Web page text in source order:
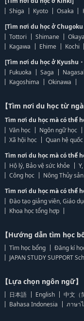
Shiga
Kyoto Osaka
[Tìm nơi du học ở
Tottori
Shimane
Kagawa
Ehime
Kochi
[Tìm nơi du học ở Kyushu
Fukuoka
Saga
Kagoshima
Okinawa
【Tìm nơi du học từ
Tìm nơi du học mà có thể
Văn học
Ngôn ngữ học
Xã hội học
Quan hệ
Tìm nơi du học mà có thể
Hộ lý, Bảo vệ sức khỏe
Công học
Nông Thủy sản
Tìm nơi du học mà có thể
Đào tạo giảng viên, Giáo
Khoa học tổng hợp
【Hướng dẫn tìm học
Tìm học bổng
Đăng kí
JAPAN STUDY SUPPORT
【Lựa chọn ngôn ngữ】
日本語 English 中文（
Bahasa Indonesia
ภาษา